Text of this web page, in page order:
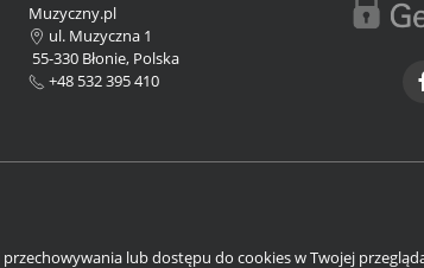
Muzyczny.pl
ul. Muzyczna 1
55-330 Błonie, Polska
+48 532 395 410
lub dostępu do cookies w Twojej